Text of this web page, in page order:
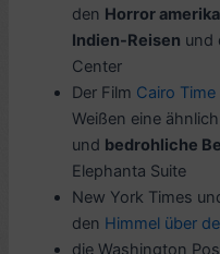
den Horror
Indien-Reisen und
Center
Der Film Cairo Time
Weißen eine
und bedrohliche
Elephanta Suite
New York Times
den Himmel über
die Washington